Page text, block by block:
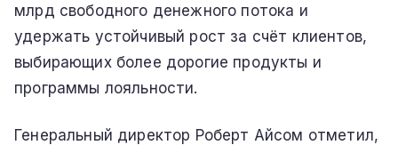
млрд свободного денежного потока и
удержать устойчивый рост за счёт клиентов,
выбирающих более дорогие продукты и
программы лояльности.
Генеральный директор Роберт Айсом отметил,